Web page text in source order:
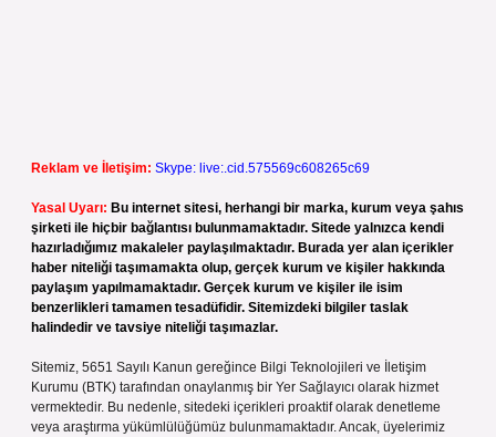
Reklam ve İletişim: Skype: live:.cid.575569c608265c69
Yasal Uyarı: Bu internet sitesi, herhangi bir marka, kurum veya şahıs
şirketi ile hiçbir bağlantısı bulunmamaktadır. Sitede yalnızca kendi
hazırladığımız makaleler paylaşılmaktadır. Burada yer alan içerikler
haber niteliği taşımamakta olup, gerçek kurum ve kişiler hakkında
paylaşım yapılmamaktadır. Gerçek kurum ve kişiler ile isim
benzerlikleri tamamen tesadüfidir. Sitemizdeki bilgiler taslak
halindedir ve tavsiye niteliği taşımazlar.
Sitemiz, 5651 Sayılı Kanun gereğince Bilgi Teknolojileri ve İletişim
Kurumu (BTK) tarafından onaylanmış bir Yer Sağlayıcı olarak hizmet
vermektedir. Bu nedenle, sitedeki içerikleri proaktif olarak denetleme
veya araştırma yükümlülüğümüz bulunmamaktadır. Ancak, üyelerimiz